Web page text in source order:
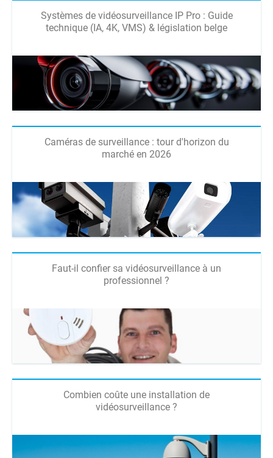
Systèmes de vidéosurveillance IP Pro : Guide
technique (IA, 4K, VMS) & législation belge
Caméras de surveillance : tour d'horizon du
marché en 2026
Faut-il confier sa vidéosurveillance à un
professionnel ?
Combien coûte une installation de
vidéosurveillance ?